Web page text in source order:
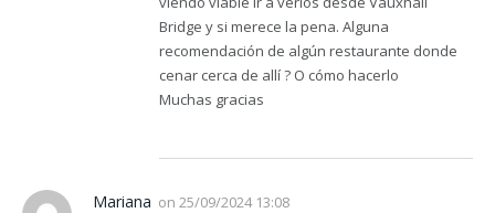
Bridge y si merece la pena. Alguna
recomendación de algún restaurante donde
cenar cerca de allí ? O cómo hacerlo
Muchas gracias
Mariana on 25/09/2024 13:08